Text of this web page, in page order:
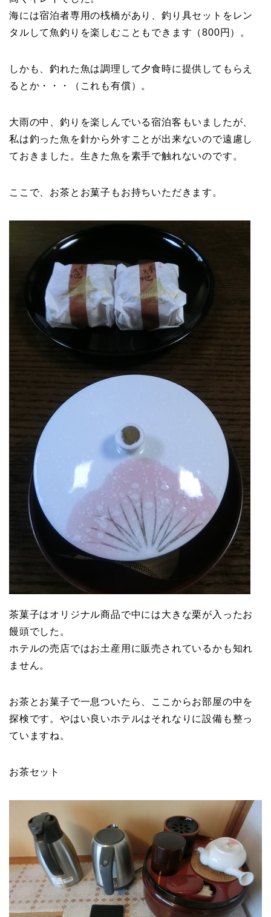
海には宿泊者専用の桟橋があり、釣り具セットをレン
タルして魚釣りを楽しむこともできます（800円）。
しかも、釣れた魚は調理して夕食時に提供してもらえ
るとか・・・（これも有償）。
大雨の中、釣りを楽しんでいる宿泊客もいましたが、
私は釣った魚を針から外すことが出来ないので遠慮し
ておきました。生きた魚を素手で触れないのです。
ここで、お茶とお菓子もお持ちいただきます。
茶菓子はオリジナル商品で中には大きな栗が入ったお
饅頭でした。
ホテルの売店ではお土産用に販売されているかも知れ
ません。
お茶とお菓子で一息ついたら、ここからお部屋の中を
探検です。やはい良いホテルはそれなりに設備も整っ
ていますね。
お茶セット